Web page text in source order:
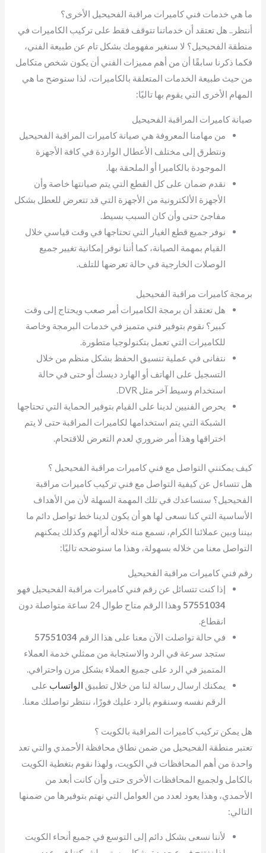
ما هي خدمات فني كاميرات مراقبة الفحيحيل الأخرى؟
أنتظر.. هل تعتقد أن خدماتنا تتوقف فقط على تركيب الكاميرات في
منطقة الفحيحيل؟ لا سنغير مفهومك بشكل تام عن طبيعة الفني،
فكما ذكرنا سابقًا أن من أهم مميزات الفني أن يكون شخص متكامل
من حيث طبيعة الخدمات المتعلقة بالكاميرات، لذا سنوضح ما هي
المهام الأخرى التي يقوم بها تاليًا:
صيانة كاميرات المراقبة الفحيحيل
من مهامنا المعروفة هي صيانة كاميرات المراقبة الفحيحيل
ونتطرق إلى مختلف الأعطال الواردة في كافة الأجهزة
الموجودة بالكاميرا أو الملحقة بها.
نقدم ضمان على كل القطع التي يتم صيانتها خاصة وأن
الأجهزة الألكترونية من الأجهزة التي قد تتعرض للعطل بشكل
مفاجئ حتى وأن كان السبب بسيط.
نوفر جميع قطع الغيار التي تحتاجها في وقت قياسي خلال
القيام بمهمة الصيانة، كما أننا نوفر إمكانية تغيير جميع
الوصلات الخارجية في حالة تعرضها للتلف.
برمجة كاميرات مراقبة الفحيحيل
هل تعتقد أن برمجة الكاميرات أمر صعب ويحتاج إلى وقت
كبير؟ نقوم بتوفير فني متميز في خدمات البرمجة وخاصة
للكاميرات التي تعمل بتكنولوجيا متطورة.
نتفانى في عملية تنسيق الحفظ بشكل منظم من خلال
التسجيل على الهاتف أو الهارد ديسك أو حتى في حالة
استخدام وسيط آخر مثل DVR.
يحرص الفنيين لدينا على القيام بتوفير الحماية التي تحتاجها
الشبكة التي يتم استخدامها لكاميرات المراقبة حتى لا يتم
اختراقها وهذا أمر ضروري لعدم التعرض للاقتحام.
كيف يمكنني التواصل مع فني كاميرات مراقبة الفحيحيل ؟
هل تتساءل عن كيفية التواصل مع فني تركيب كاميرات مراقبة
الفحيحيل؟ سنساعدك في تلك المهمة السهلة لأن من الأهداف
الأساسية التي كنا نسعى لها هو أن يكون لدينا خط تواصل دائم ما
بيننا وبين عملائنا الكرام، نسمع منه خلاله أرائهم وكذلك يمكنهم
التواصل معنا من خلاله بسهولة، وهذا ما سنوضحه تاليًا:
رقم فني كاميرات مراقبة الفحيحيل
إذا كنت تتسائل عن رقم فني كاميرات مراقبة الفحيحيل فهو
57551034
وهذا الرقم متاح طوال 24 ساعة متواصلة دون
انقطاع.
في حالة تواصلت الآن معنا على هذا الرقم 57551034
ستجد سرعة في الرد والاستجابة من ممثلي خدمة العملاء
المتميز في الرد على جميع العملاء بشكل مرن واحترافي.
يمكنك ارسال رسالة لنا من خلال تطبيق الواتساب على
الرقم نفسه وسنقوم بالرد عليك فورًا، ننتظر تواصلك معنا.
هل يمكن تركيب كاميرات المراقبة بالكويت ؟
تعتبر منطقة الفحيحيل من ضمن نطاق محافظة الأحمدي والتي تعد
واحدة من أهم المحافظات في الكويت، ولهذا نقوم بتغطية الكويت
بالكامل ولجميع المحافظات الأخرى حتى وأن كانت أبعد من
الأحمدي، وهذا يعود لعدد من العوامل التي نهتم بتوفيرها من ضمنها
التالي:
لأننا نسعى بشكل دائم إلى التوسع في جميع أنحاء الكويت